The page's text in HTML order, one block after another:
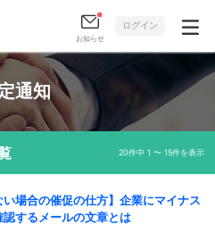
お知らせ
ログイン
通知
20件中 1 〜 15件を表示
い場合の催促の仕方】企業にマイナス
するメールの文章とは